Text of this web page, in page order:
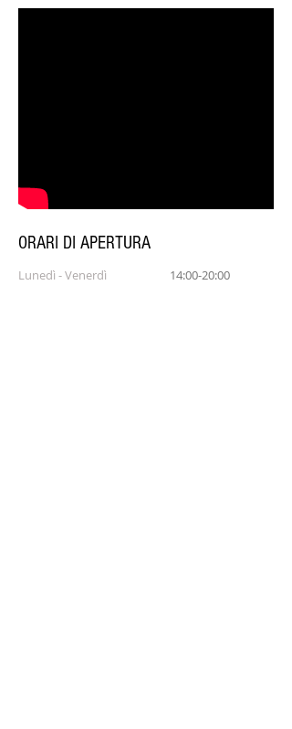
ORARI DI APERTURA
Lunedì - Venerdì 14:00-20:00